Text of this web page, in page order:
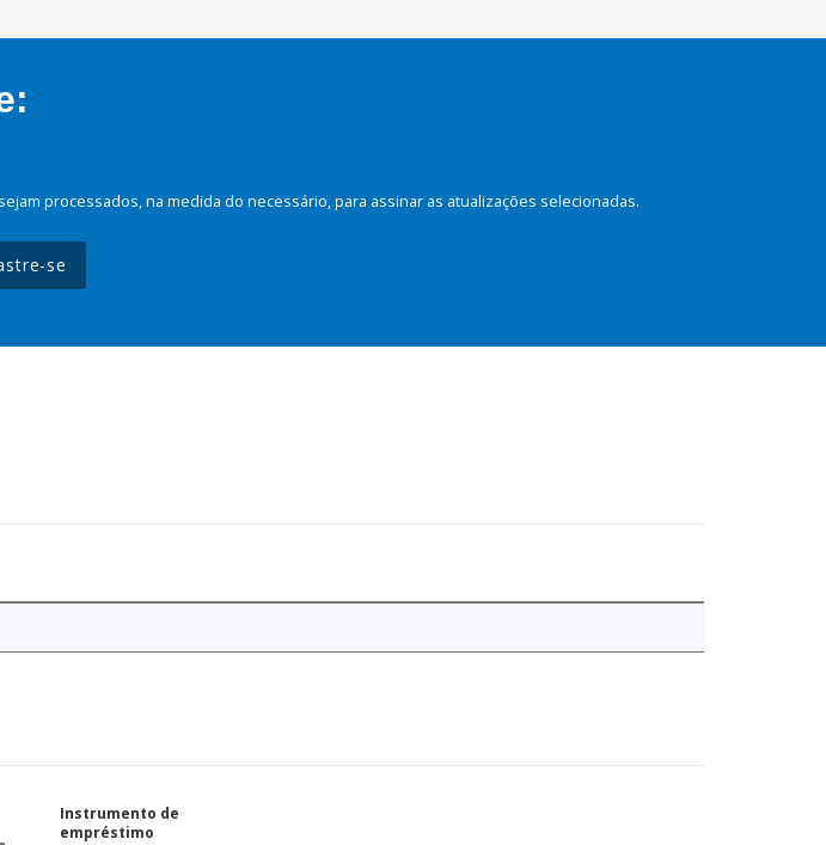
processados, na medida do necessário, para assinar as atualizações selecionadas.
se
Instrumento de
empréstimo